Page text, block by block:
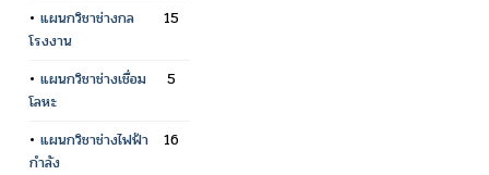
• แผนกวิชาช่างกล
โรงงาน
15
• แผนกวิชาช่างเชื่อม
โลหะ
5
• แผนกวิชาช่างไฟฟ้า
กำลัง
16